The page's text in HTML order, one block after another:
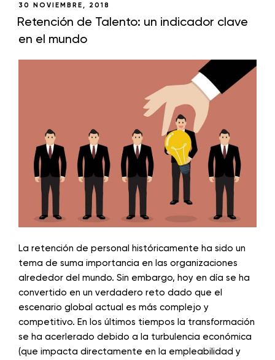
30 NOVIEMBRE, 2018
Retención de Talento: un indicador clave
en el mundo
La retención de personal históricamente ha sido un
tema de suma importancia en las organizaciones
alrededor del mundo. Sin embargo, hoy en día se ha
convertido en un verdadero reto dado que el
escenario global actual es más complejo y
competitivo. En los últimos tiempos la transformación
se ha acerlerado debido a la turbulencia económica
(que impacta directamente en la empleabilidad y